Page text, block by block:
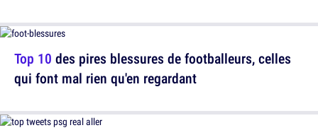
Top 10 des pires blessures de footballeurs, celles
qui font mal rien qu'en regardant